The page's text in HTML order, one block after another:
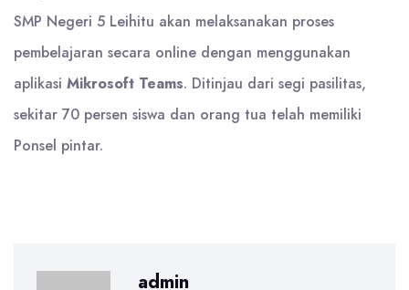
SMP Negeri 5 Leihitu akan melaksanakan proses
pembelajaran secara online dengan menggunakan
aplikasi Mikrosoft Teams. Ditinjau dari segi pasilitas,
sekitar 70 persen siswa dan orang tua telah memiliki
Ponsel pintar.
admin